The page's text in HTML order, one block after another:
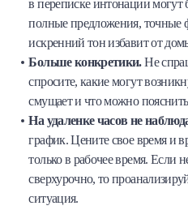
в переписке интонации
полные предложения, точные
искренний тон избавит от
Больше конкретики.Не
спросите, какие могут
смущает и что можно
На удаленке часов не
график. Цените свое время и
только в рабочее время. Если
сверхурочно, то
ситуация.